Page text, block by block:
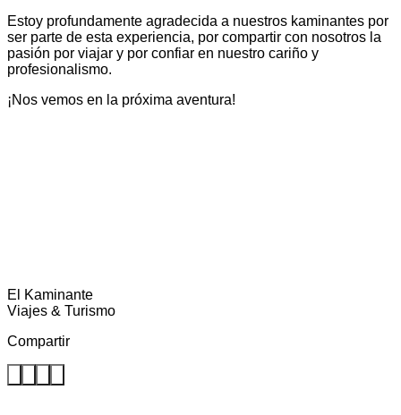
Estoy profundamente agradecida a nuestros kaminantes por
ser parte de esta experiencia, por compartir con nosotros la
pasión por viajar y por confiar en nuestro cariño y
profesionalismo.
¡Nos vemos en la próxima aventura!
El Kaminante
Viajes & Turismo
Compartir